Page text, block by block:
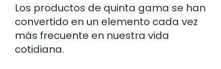
Los productos de quinta gama se han
convertido en un elemento cada vez
más frecuente en nuestra vida
cotidiana.